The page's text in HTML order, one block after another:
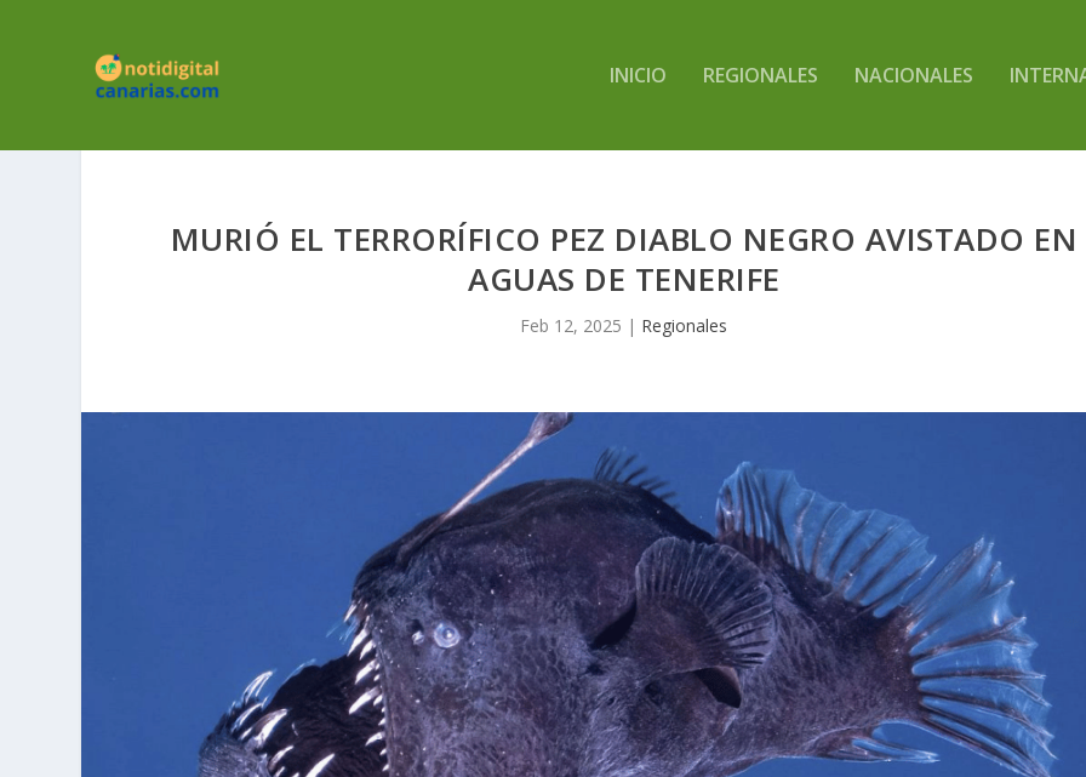
INICIO REGIONALES NACIONALES
MURIÓ EL TERRORÍFICO PEZ DIABLO NEGRO AVISTADO EN
AGUAS DE TENERIFE
Feb 12, 2025 | Regionales